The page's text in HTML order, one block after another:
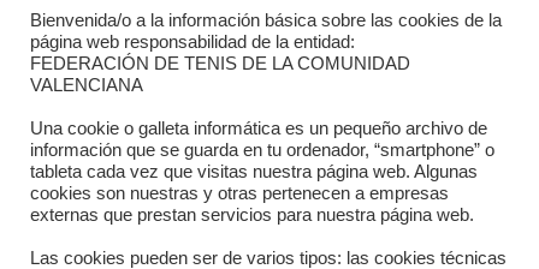
Contacto
Dónde estamos
Directorio departamentos
Horario
Formulario de contacto
Bienvenida/o a la información básica sobre las cookies de la
página web responsabilidad de la entidad:
FEDERACIÓN DE TENIS DE LA COMUNIDAD
VALENCIANA
Una cookie o galleta informática es un pequeño archivo de
información que se guarda en tu ordenador, “smartphone” o
tableta cada vez que visitas nuestra página web. Algunas
cookies son nuestras y otras pertenecen a empresas
externas que prestan servicios para nuestra página web.
Las cookies pueden ser de varios tipos: las cookies técnicas